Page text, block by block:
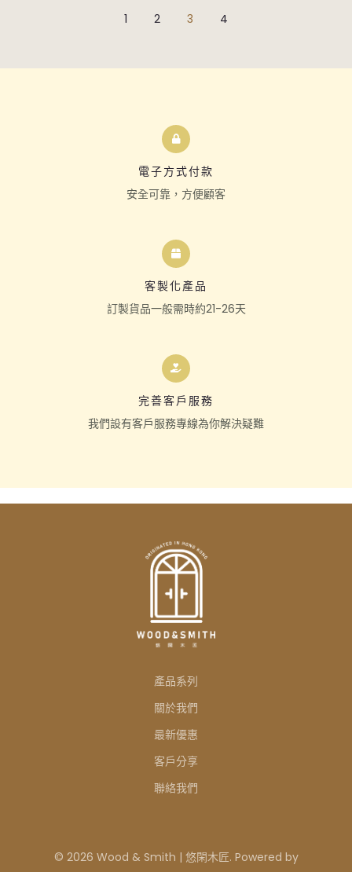
1 2 3 4
電子方式付款
安全可靠，方便顧客
客製化產品
訂製貨品一般需時約21-26天
完善客戶服務
我們設有客戶服務專線為你解決疑難
產品系列
關於我們
最新優惠
客戶分享
聯絡我們
© 2026 Wood & Smith | 悠閑木匠. Powered by